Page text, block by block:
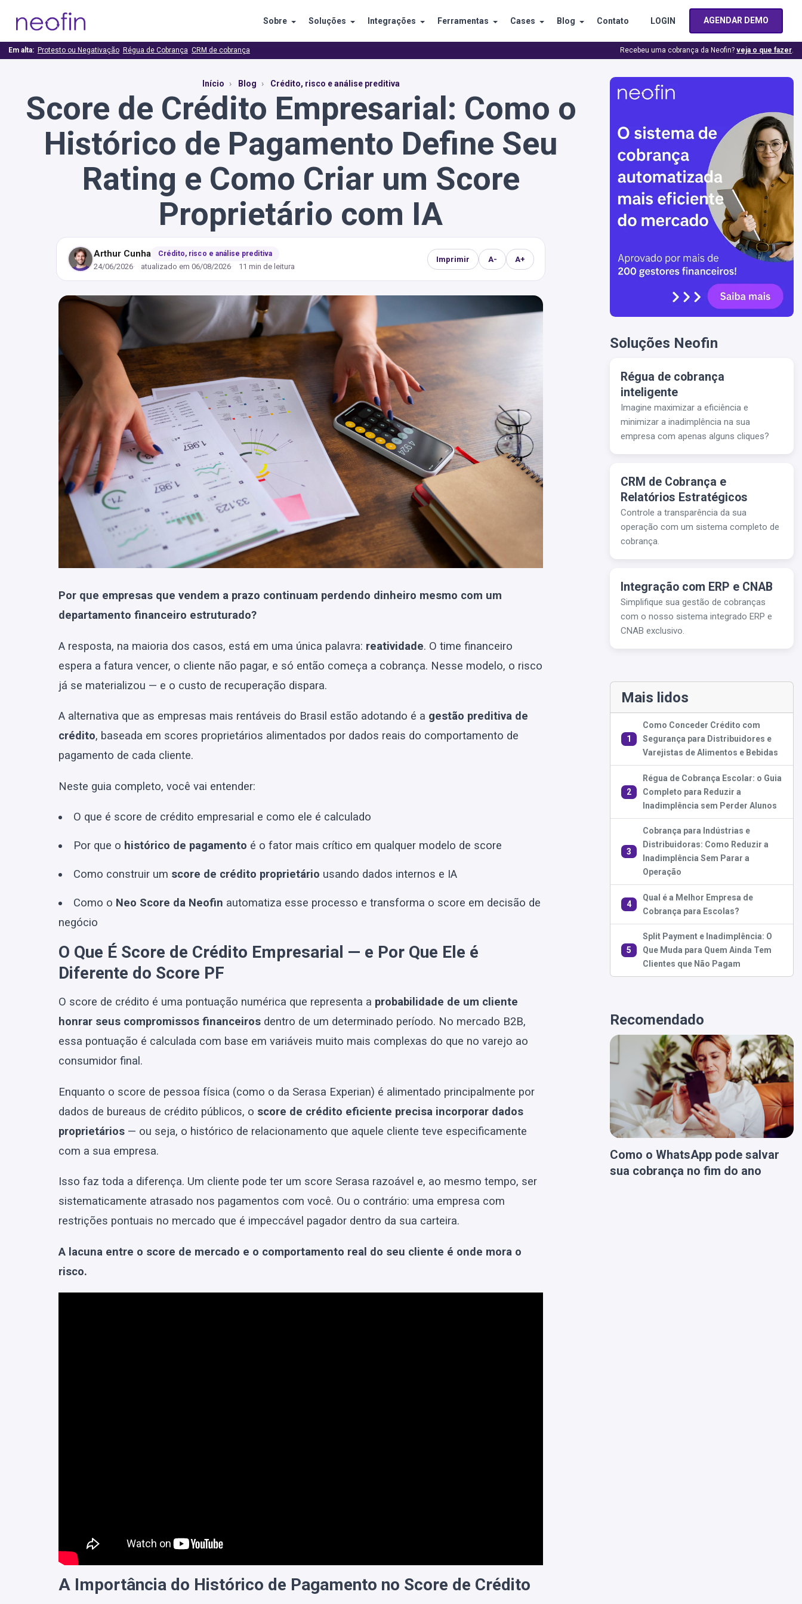
Sobre Soluções Integrações Ferramentas Cases Blog Contato LOGIN AGENDAR DEMO
Em alta: Protesto ou Negativação Régua de Cobrança CRM de cobrança Recebeu uma cobrança da Neofin?veja o que fazer.
Início Blog Crédito, risco e análise preditiva
Score de Crédito Empresarial: Como o
Histórico de Pagamento Define Seu
Rating e Como Criar um Score
Proprietário com IA
Arthur Cunha Crédito, risco e análise preditiva
24/06/2026 atualizado em 06/08/2026 11 min de leitura
Imprimir A- A+
Por que empresas que vendem a prazo continuam perdendo dinheiro mesmo com um
departamento financeiro estruturado?
A resposta, na maioria dos casos, está em uma única palavra: reatividade. O time financeiro
espera a fatura vencer, o cliente não pagar, e só então começa a cobrança. Nesse modelo, o risco
já se materializou — e o custo de recuperação dispara.
A alternativa que as empresas mais rentáveis do Brasil estão adotando é a gestão preditiva de
crédito, baseada em scores proprietários alimentados por dados reais do comportamento de
pagamento de cada cliente.
Neste guia completo, você vai entender:
O que é score de crédito empresarial e como ele é calculado
Por que o histórico de pagamento é o fator mais crítico em qualquer modelo de score
Como construir um score de crédito proprietário usando dados internos e IA
Como o Neo Score da Neofin automatiza esse processo e transforma o score em decisão de
negócio
O Que É Score de Crédito Empresarial — e Por Que Ele é
Diferente do Score PF
O score de crédito é uma pontuação numérica que representa a probabilidade de um cliente
honrar seus compromissos financeirosdentro de um determinado período. No mercado B2B,
essa pontuação é calculada com base em variáveis muito mais complexas do que no varejo ao
consumidor final.
Enquanto o score de pessoa física (como o da Serasa Experian) é alimentado principalmente por
dados de bureaus de crédito públicos, o score de crédito eficiente precisa incorporar dados
proprietários— ou seja, o histórico de relacionamento que aquele cliente teve especificamente
com a sua empresa.
Isso faz toda a diferença. Um cliente pode ter um score Serasa razoável e, ao mesmo tempo, ser
sistematicamente atrasado nos pagamentos com você. Ou o contrário: uma empresa com
restrições pontuais no mercado que é impeccável pagador dentro da sua carteira.
A lacuna entre o score de mercado e o comportamento real do seu cliente é onde mora o
risco.
A Importância do Histórico de Pagamento no Score de Crédito
Soluções Neofin
Régua de cobrança
inteligente
Imagine maximizar a eficiência e
minimizar a inadimplência na sua
empresa com apenas alguns cliques?
CRM de Cobrança e
Relatórios Estratégicos
Controle a transparência da sua
operação com um sistema completo de
cobrança.
Integração com ERP e CNAB
Simplifique sua gestão de cobranças
com o nosso sistema integrado ERP e
CNAB exclusivo.
Mais lidos
1
Como Conceder Crédito com
Segurança para Distribuidores e
Varejistas de Alimentos e Bebidas
2
Régua de Cobrança Escolar: o Guia
Completo para Reduzir a
Inadimplência sem Perder Alunos
3
Cobrança para Indústrias e
Distribuidoras: Como Reduzir a
Inadimplência Sem Parar a
Operação
4
Qual é a Melhor Empresa de
Cobrança para Escolas?
5
Split Payment e Inadimplência: O
Que Muda para Quem Ainda Tem
Clientes que Não Pagam
Recomendado
Como o WhatsApp pode salvar
sua cobrança no fim do ano